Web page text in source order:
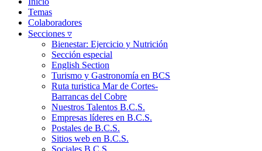
Temas
Colaboradores
Secciones ▿
Bienestar: Ejercicio y Nutrición
Sección especial
English Section
Turismo y Gastronomía en BCS
Ruta turistica Mar de Cortes-
Barrancas del Cobre
Nuestros Talentos B.C.S.
Empresas líderes en B.C.S.
Postales de B.C.S.
Sitios web en B.C.S.